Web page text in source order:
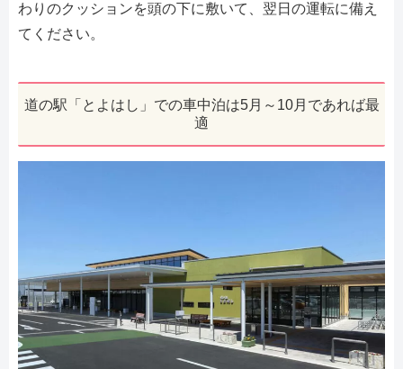
わりのクッションを頭の下に敷いて、翌日の運転に備え
てください。
道の駅「とよはし」での車中泊は5月～10月であれば最
適